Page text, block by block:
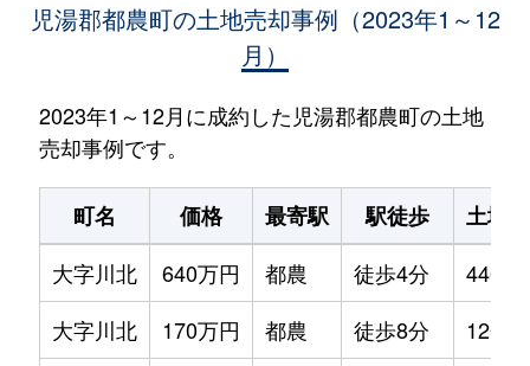
児湯郡都農町の土地売却事例（2023年1～12
月）
2023年1～12月に成約した児湯郡都農町の土地
売却事例です。
町名 価格 最寄駅 駅徒歩
土地
大字川北
640万円 都農 徒歩4分
440m²
大字川北
170万円 都農 徒歩8分
120m²